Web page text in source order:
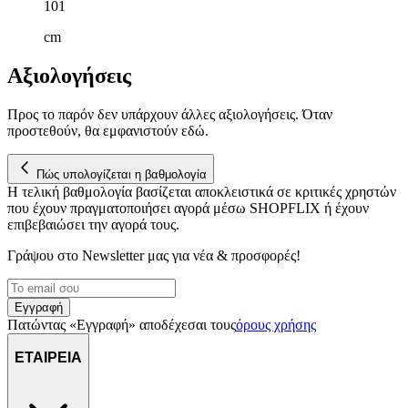
101
cm
Αξιολογήσεις
Προς το παρόν δεν υπάρχουν άλλες αξιολογήσεις. Όταν
προστεθούν, θα εμφανιστούν εδώ.
Πώς υπολογίζεται η βαθμολογία
Η τελική βαθμολογία βασίζεται αποκλειστικά σε κριτικές χρηστών
που έχουν πραγματοποιήσει αγορά μέσω SHOPFLIX ή έχουν
επιβεβαιώσει την αγορά τους.
Γράψου στο Νewsletter μας για νέα & προσφορές!
Εγγραφή
Πατώντας «Εγγραφή» αποδέχεσαι τουςόρους χρήσης
ΕΤΑΙΡΕΙΑ